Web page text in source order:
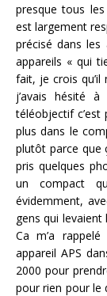
presque tous
est largement
précisé dans les
appareils « qui
fait, je crois qu’il
j’avais hésité
téléobjectif c’est
plus dans le
plutôt parce que
pris quelques
un compact
évidemment,
gens qui
Ca m’a
appareil APS
2000 pour
pour rien pour le